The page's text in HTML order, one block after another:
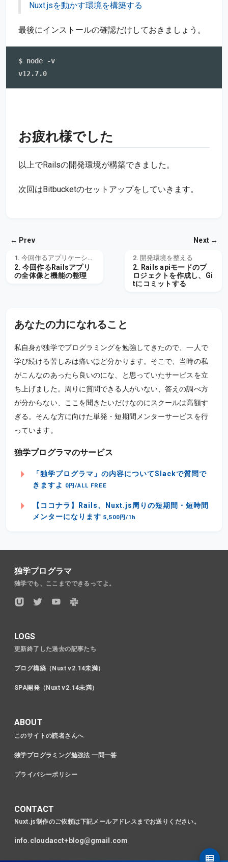
Nuxt.jsを動かす環境を構築する
最後にインストールの確認だけしておきましょう。
$ node -v
お疲れ様でした
以上でRailsの開発環境が構築できました。
次回はBitbucketのセットアップをしていきます。
← Prev Next →
1. 今回作るアプリケーション
2. 今回作るRailsアプリ
の全体像と機能の整理
2. 開発環境を整える
2. Rails apiモードのプ
ロジェクトを作成し、Gi
tにコミットする
あなたの力になれること
私自身が独学でプログラミングを勉強してきたので、一人で
学び続ける苦しみは痛いほど分かります。そこで、当時の私
がこんなのあったら良いのにな、と思っていたサービスを立
ち上げました。周りに質問できる人がいない、答えの調べ方
が分からない、ここを聞きたいだけなのにスクールは高額す
ぎる。そんな方に向けた単発・短期間メンターサービスを行
っています。
独学プログラマのサービス
「独学プログラマ」の内容についてSlackで質問で
きますよ
0円/ALL FREE
【ココナラ】Rails、Nuxt.js周りの短期間・短時間
メンターになります 5,500円/1h
独学プログラマ
独学でも、ここまでできるってよ。
LOGS
更新終了した過去の記事たち
ブログ構築（Nuxt v2.14未満）
SPA開発（Nuxt v2.14未満）
ABOUT
このサイトの読者さんへ
独学プログラミング勉強法 一問一答
プライバシーポリシー
CONTACT
Nuxt.js制作のご依頼は下記メールアドレスまでお送りください。
info.cloudacct+blog@gmail.com